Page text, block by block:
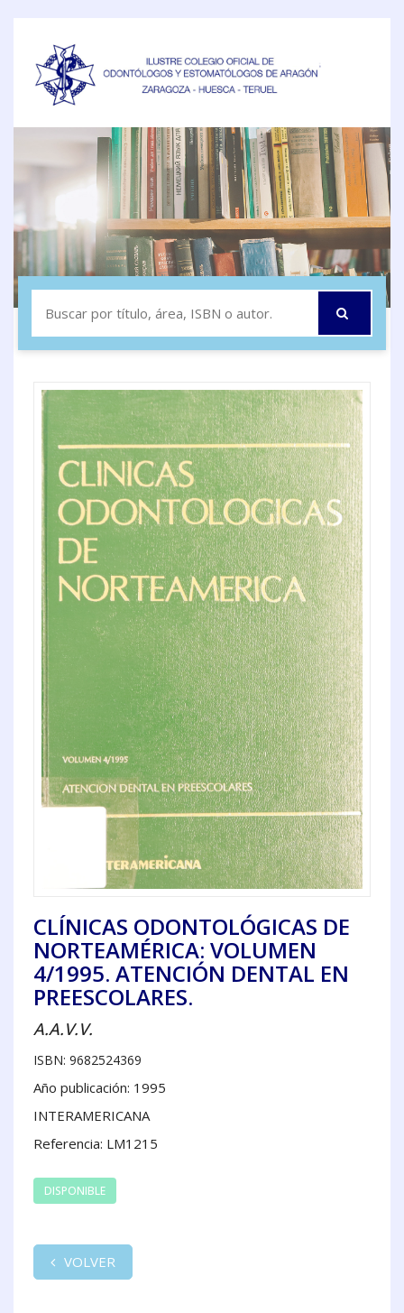
CLÍNICAS ODONTOLÓGICAS DE
NORTEAMÉRICA: VOLUMEN
4/1995. ATENCIÓN DENTAL EN
PREESCOLARES.
A.A.V.V.
ISBN: 9682524369
Año publicación: 1995
INTERAMERICANA
Referencia: LM1215
DISPONIBLE
VOLVER